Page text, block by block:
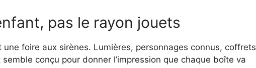
pas le rayon jouets
une foire aux sirènes. Lumières, personnages connus, coffrets
conçu pour donner l’impression que chaque boîte va